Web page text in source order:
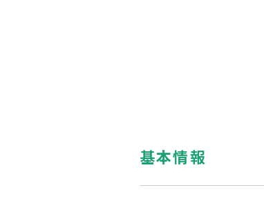
基本情報